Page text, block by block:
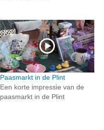
Paasmarkt in de Plint
Een korte impressie van de
paasmarkt in de Plint